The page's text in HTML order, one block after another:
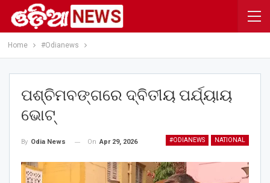
Home #Odianews
ପଶ୍ଚିମବଙ୍ଗରେ ଦ୍ବିତୀୟ ପର୍ଯ୍ୟାୟ
ଭୋଟ୍
#ODIANEWS NATIONAL
By Odia News On Apr 29, 2026